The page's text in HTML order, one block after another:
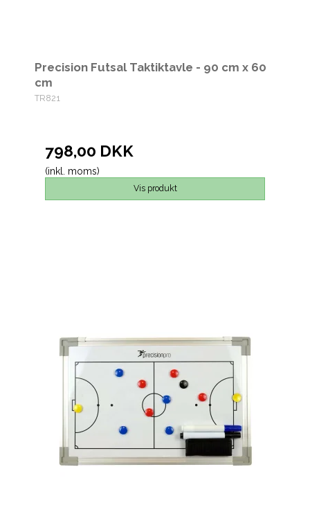
Precision Futsal Taktiktavle - 90 cm x 60
cm
TR821
798,00 DKK
(inkl. moms)
Vis produkt